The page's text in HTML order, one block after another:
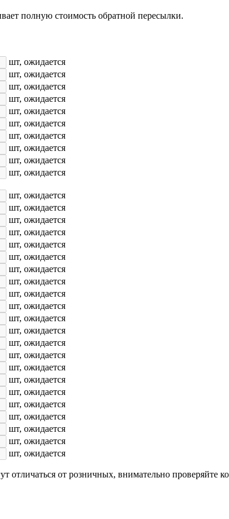
полную стоимость обратной пересылки.
шт, ожидается
шт, ожидается
шт, ожидается
шт, ожидается
шт, ожидается
шт, ожидается
шт, ожидается
шт, ожидается
шт, ожидается
шт, ожидается
шт, ожидается
шт, ожидается
шт, ожидается
шт, ожидается
шт, ожидается
шт, ожидается
шт, ожидается
шт, ожидается
шт, ожидается
шт, ожидается
шт, ожидается
шт, ожидается
шт, ожидается
шт, ожидается
шт, ожидается
шт, ожидается
шт, ожидается
шт, ожидается
шт, ожидается
шт, ожидается
шт, ожидается
шт, ожидается
отличаться от розничных, внимательно проверяйте